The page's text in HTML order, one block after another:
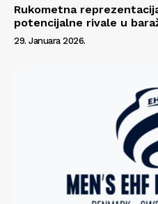
Rukometna
potencijalne rivale u
29. Januara 2026.